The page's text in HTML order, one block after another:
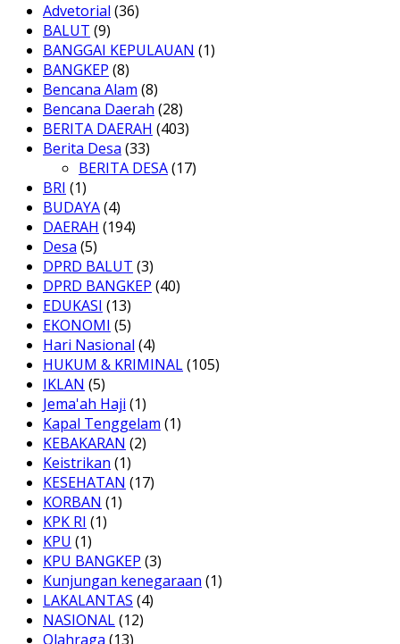
Advetorial (36)
BALUT (9)
BANGGAI KEPULAUAN (1)
BANGKEP (8)
Bencana Alam (8)
Bencana Daerah (28)
BERITA DAERAH (403)
Berita Desa (33)
BERITA DESA(17)
BRI (1)
BUDAYA(4)
DAERAH (194)
Desa (5)
DPRD BALUT (3)
DPRD BANGKEP (40)
EDUKASI (13)
EKONOMI (5)
Hari Nasional (4)
HUKUM & KRIMINAL(105)
IKLAN (5)
Jema'ah Haji (1)
Kapal Tenggelam (1)
KEBAKARAN (2)
Keistrikan (1)
KESEHATAN (17)
KORBAN (1)
KPK RI (1)
KPU (1)
KPU BANGKEP (3)
Kunjungan kenegaraan (1)
LAKALANTAS (4)
NASIONAL(12)
Olahraga (13)